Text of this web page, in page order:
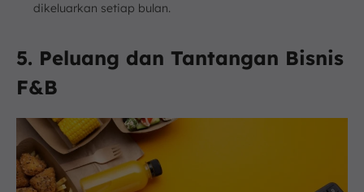
dikeluarkan setiap bulan.
5. Peluang dan Tantangan Bisnis
F&B